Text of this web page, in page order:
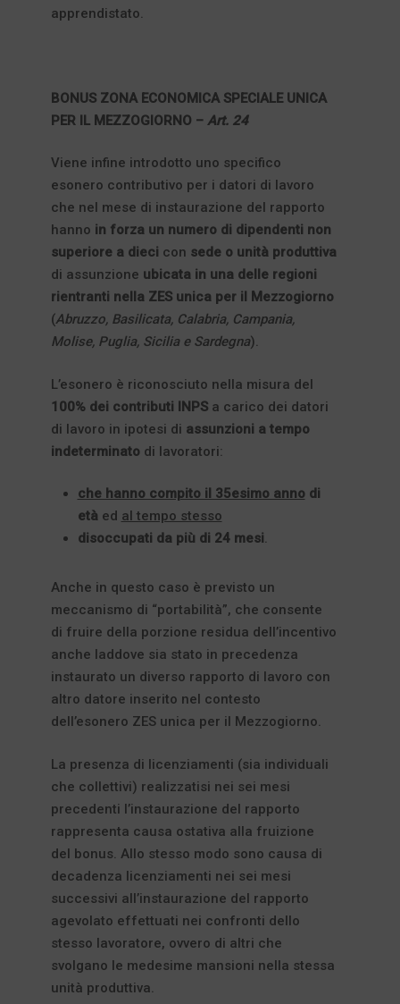
apprendistato.
BONUS ZONA ECONOMICA SPECIALE UNICA
PER IL MEZZOGIORNO – Art. 24
Viene infine introdotto uno specifico
esonero contributivo per i datori di lavoro
che nel mese di instaurazione del rapporto
hanno in forza un numero di dipendenti non
superiore a dieci con sede o unità produttiva
di assunzione ubicata in una delle regioni
rientranti nella ZES unica per il Mezzogiorno
(Abruzzo, Basilicata, Calabria, Campania,
Molise, Puglia, Sicilia e Sardegna).
L’esonero è riconosciuto nella misura del
100% dei contributi INPSa carico dei datori
di lavoro in ipotesi di assunzioni a tempo
indeterminatodi lavoratori:
che hanno compito il 35esimo annodi
etàed al tempo stesso
disoccupati da più di 24 mesi.
Anche in questo caso è previsto un
meccanismo di “portabilità”, che consente
di fruire della porzione residua dell’incentivo
anche laddove sia stato in precedenza
instaurato un diverso rapporto di lavoro con
altro datore inserito nel contesto
dell’esonero ZES unica per il Mezzogiorno.
La presenza di licenziamenti (sia individuali
che collettivi) realizzatisi nei sei mesi
precedenti l’instaurazione del rapporto
rappresenta causa ostativa alla fruizione
del bonus. Allo stesso modo sono causa di
decadenza licenziamenti nei sei mesi
successivi all’instaurazione del rapporto
agevolato effettuati nei confronti dello
stesso lavoratore, ovvero di altri che
svolgano le medesime mansioni nella stessa
unità produttiva.